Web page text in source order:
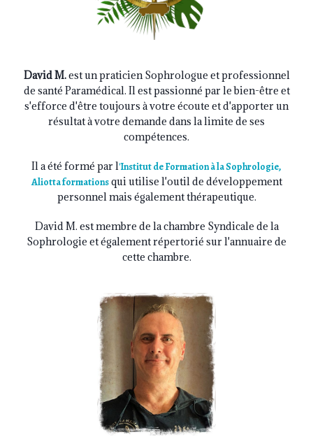
David M.est un praticien Sophrologue et professionnel
de santé Paramédical. Il est passionné par le bien-être et
s'efforce d'être toujours à votre écoute et d'apporter un
résultat à votre demande dans la limite de ses
compétences.
Il a été formé par l'Institut de Formation à la Sophrologie,
Aliotta formationsqui utilise l'outil de développement
personnel mais également thérapeutique.
David M. est membre de la chambre Syndicale de la
Sophrologie et également répertorié sur l'annuaire de
cette chambre.